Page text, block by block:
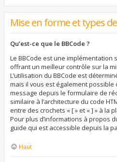
Mise en forme et types
Qu’est-ce que le BBCode ?
Le BBCode est une implémentation
offrant un meilleur contrôle sur la
L’utilisation du BBCode est
mais il vous est également
message depuis le formulaire de
similaire à l’architecture du code
entre des crochets « [ » et « ] » à la
Pour plus d’informations à propos
guide qui est accessible depuis la
Haut